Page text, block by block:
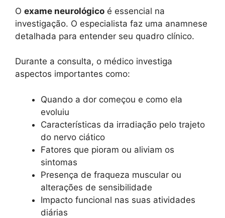
O exame neurológico é essencial na
investigação. O especialista faz uma anamnese
detalhada para entender seu quadro clínico.
Durante a consulta, o médico investiga
aspectos importantes como:
Quando a dor começou e como ela
evoluiu
Características da irradiação pelo trajeto
do nervo ciático
Fatores que pioram ou aliviam os
sintomas
Presença de fraqueza muscular ou
alterações de sensibilidade
Impacto funcional nas suas atividades
diárias